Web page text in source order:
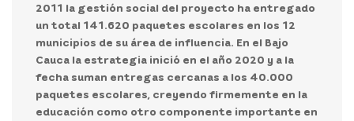
2011 la gestión social del proyecto ha entregado
un total 141.620 paquetes escolares en los 12
municipios de su área de influencia. En el Bajo
Cauca la estrategia inició en el año 2020 y a la
fecha suman entregas cercanas a los 40.000
paquetes escolares, creyendo firmemente en la
educación como otro componente importante en